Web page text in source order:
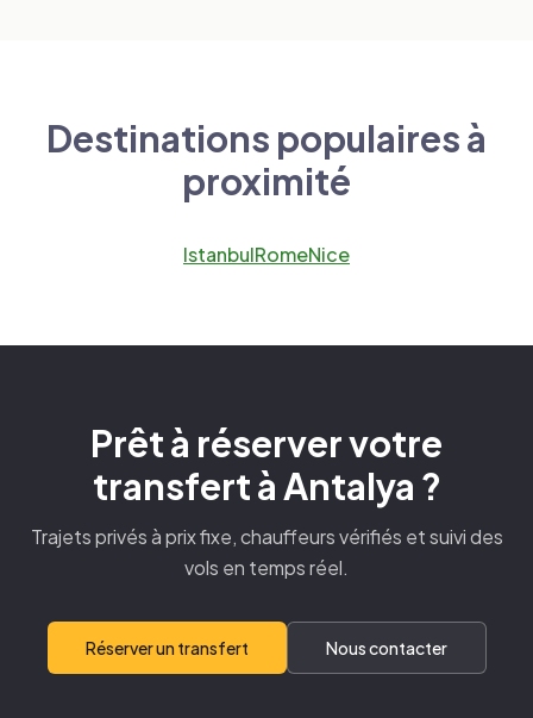
Destinations populaires à
proximité
IstanbulRomeNice
Prêt à réserver votre
transfert à Antalya ?
Trajets privés à prix fixe, chauffeurs vérifiés et suivi des
vols en temps réel.
Réserver un transfert Nous contacter